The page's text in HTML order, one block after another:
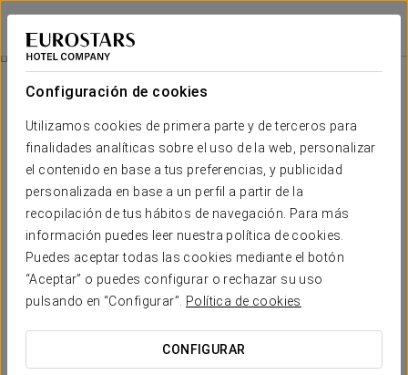
Configuración de cookies
Utilizamos cookies de primera parte y de terceros para
finalidades analíticas sobre el uso de la web, personalizar
el contenido en base a tus preferencias, y publicidad
personalizada en base a un perfil a partir de la
recopilación de tus hábitos de navegación. Para más
información puedes leer nuestra política de cookies.
Puedes aceptar todas las cookies mediante el botón
“Aceptar” o puedes configurar o rechazar su uso
pulsando en “Configurar”.
Política de cookies
CONFIGURAR
Exe Puerto de Sagunto
VALENCIA - SAGUNTO
Experiencia Romántica
20 €
Experiencia romántica
Detalles para sorprender. Todo listo para que solo penséis
en disfrutar del amor.